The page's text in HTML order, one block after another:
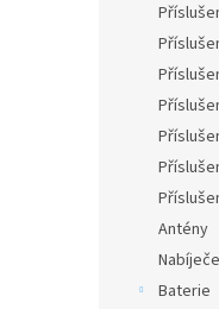
Antény
Nabíječe
Baterie